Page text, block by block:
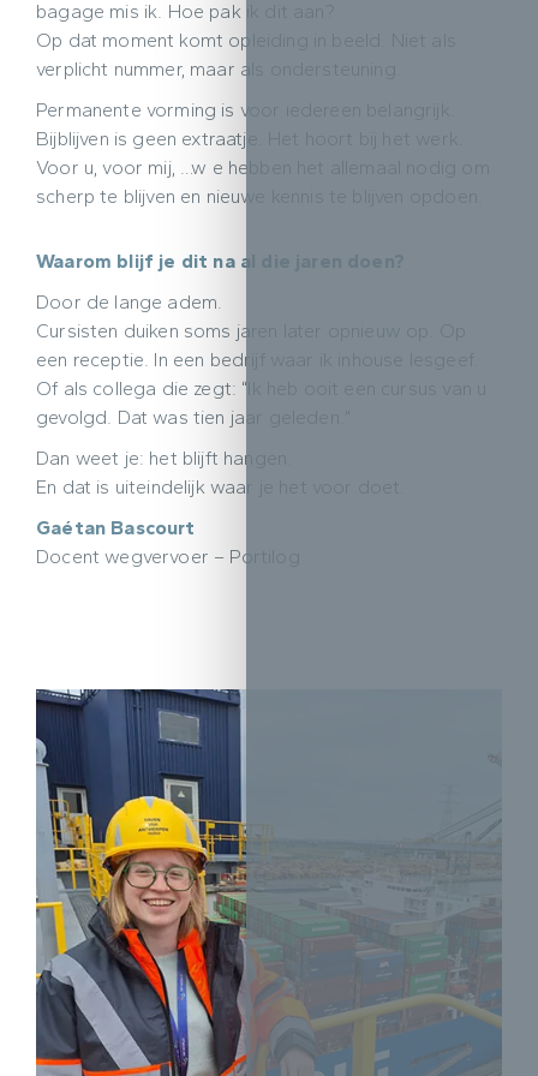
bagage mis ik. Hoe pak ik dit aan?
Op dat moment komt opleiding in beeld. Niet als
verplicht nummer, maar als ondersteuning.
Permanente vorming is voor iedereen belangrijk.
Bijblijven is geen extraatje. Het hoort bij het werk.
Voor u, voor mij, …w e hebben het allemaal nodig om
scherp te blijven en nieuwe kennis te blijven opdoen.
Waarom blijf je dit na al die jaren doen?
Door de lange adem.
Cursisten duiken soms jaren later opnieuw op. Op
een receptie. In een bedrijf waar ik inhouse lesgeef.
Of als collega die zegt: “Ik heb ooit een cursus van u
gevolgd. Dat was tien jaar geleden.”
Dan weet je: het blijft hangen.
En dat is uiteindelijk waar je het voor doet.
Gaétan Bascourt
Docent wegvervoer – Portilog